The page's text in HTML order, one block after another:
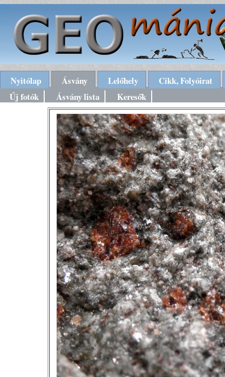
Nyitólap Ásvány Lelőhely
Cikk, Folyóirat
Új fotók
Ásvány lista Keresők